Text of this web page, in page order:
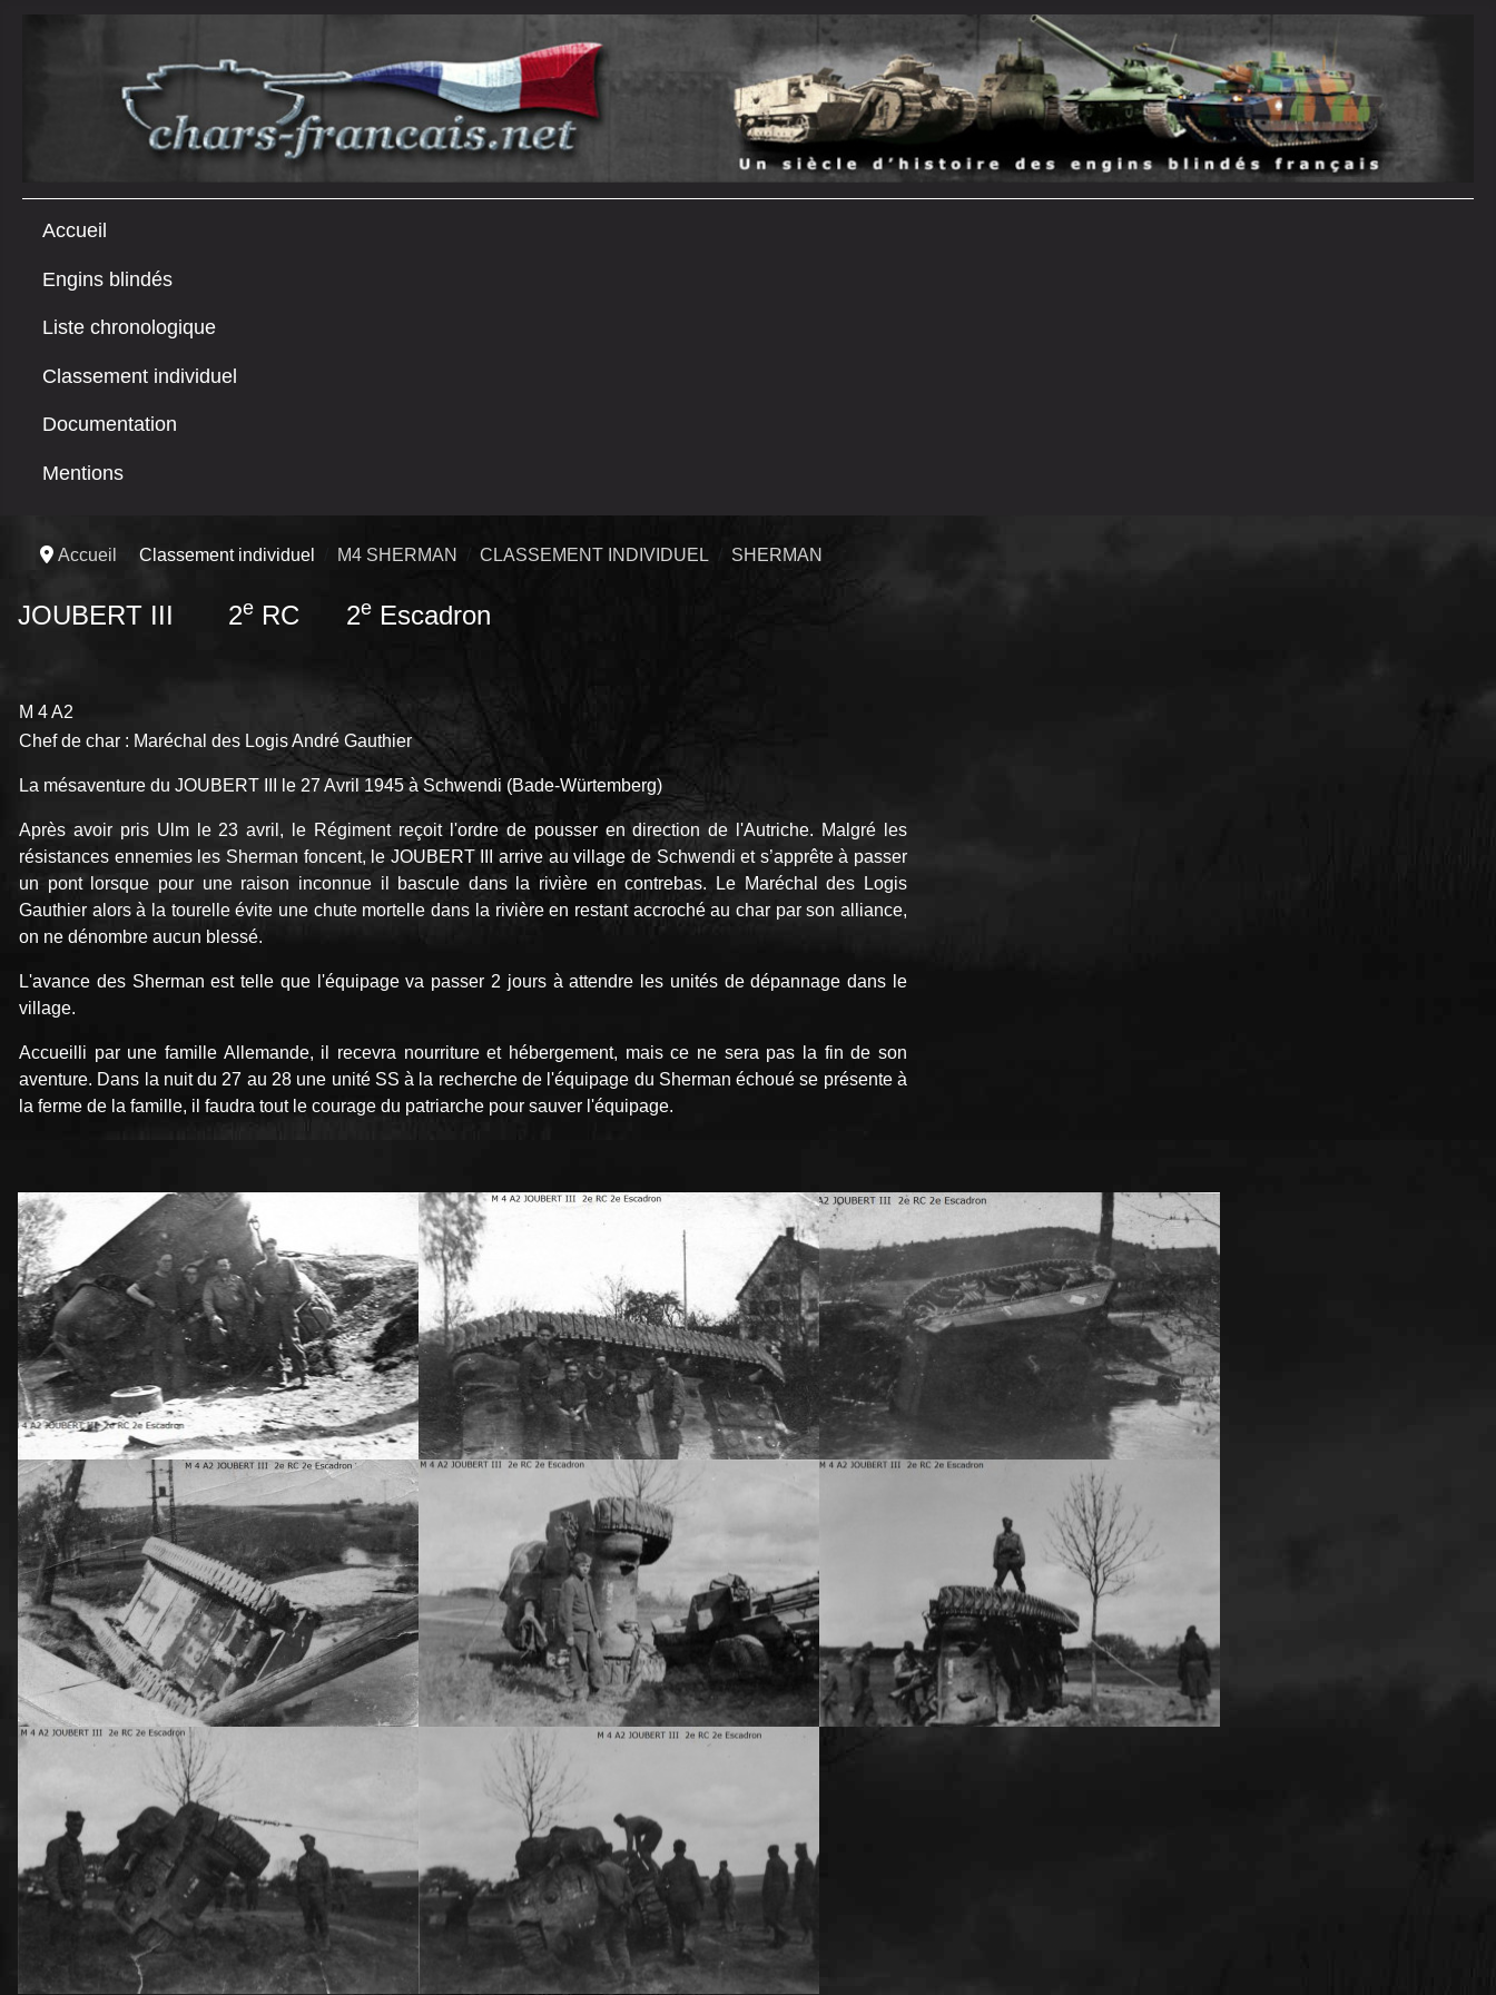
Accueil
Engins blindés
Liste chronologique
Classement individuel
Documentation
Mentions
Accueil Classement individuel M4 SHERMAN CLASSEMENT INDIVIDUEL SHERMAN
JOUBERT III 2e RC 2e Escadron
M 4 A2
Chef de char : Maréchal des Logis André Gauthier
La mésaventure du JOUBERT III le 27 Avril 1945 à Schwendi (Bade-Würtemberg)
Après avoir pris Ulm le 23 avril, le Régiment reçoit l'ordre de pousser en direction de l'Autriche. Malgré les
résistances ennemies les Sherman foncent, le JOUBERT III arrive au village de Schwendi et s’apprête à passer
un pont lorsque pour une raison inconnue il bascule dans la rivière en contrebas. Le Maréchal des Logis
Gauthier alors à la tourelle évite une chute mortelle dans la rivière en restant accroché au char par son alliance,
on ne dénombre aucun blessé.
L'avance des Sherman est telle que l'équipage va passer 2 jours à attendre les unités de dépannage dans le
village.
Accueilli par une famille Allemande, il recevra nourriture et hébergement, mais ce ne sera pas la fin de son
aventure. Dans la nuit du 27 au 28 une unité SS à la recherche de l'équipage du Sherman échoué se présente à
la ferme de la famille, il faudra tout le courage du patriarche pour sauver l'équipage.